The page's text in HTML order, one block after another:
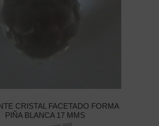
CRISTAL FACETADO FORMA
PIÑA BLANCA 17 MMS